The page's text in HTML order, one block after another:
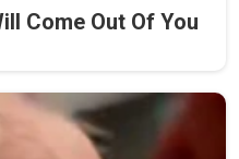
Come Out Of You